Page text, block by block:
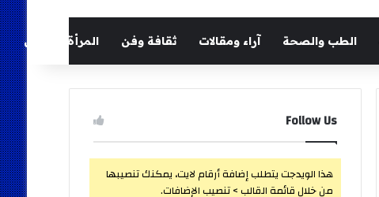
الطب والصحة آراء ومقالات ثقافة وفن المرأة والطفل
Follow Us
هذا الويدجت يتطلب إضافة أرقام لايت، يمكنك تنصيبها
من خلال قائمة القالب > تنصيب الإضافات.